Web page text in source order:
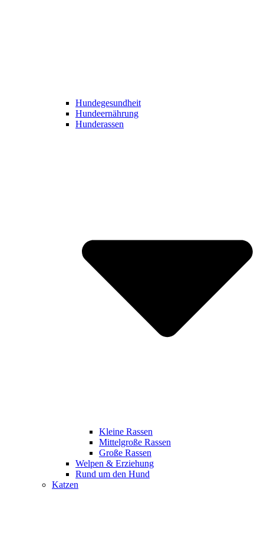
Hundegesundheit
Hundeernährung
Hunderassen
Kleine Rassen
Mittelgroße Rassen
Große Rassen
Welpen & Erziehung
Rund um den Hund
Katzen